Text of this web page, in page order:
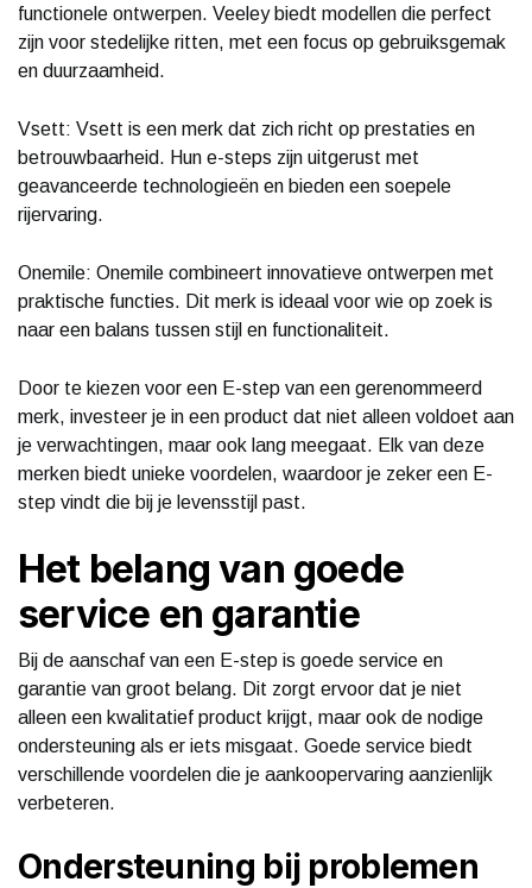
functionele ontwerpen. Veeley biedt modellen die perfect
zijn voor stedelijke ritten, met een focus op gebruiksgemak
en duurzaamheid.
Vsett: Vsett is een merk dat zich richt op prestaties en
betrouwbaarheid. Hun e-steps zijn uitgerust met
geavanceerde technologieën en bieden een soepele
rijervaring.
Onemile: Onemile combineert innovatieve ontwerpen met
praktische functies. Dit merk is ideaal voor wie op zoek is
naar een balans tussen stijl en functionaliteit.
Door te kiezen voor een E-step van een gerenommeerd
merk, investeer je in een product dat niet alleen voldoet aan
je verwachtingen, maar ook lang meegaat. Elk van deze
merken biedt unieke voordelen, waardoor je zeker een E-
step vindt die bij je levensstijl past.
Het belang van goede
service en garantie
Bij de aanschaf van een E-step is goede service en
garantie van groot belang. Dit zorgt ervoor dat je niet
alleen een kwalitatief product krijgt, maar ook de nodige
ondersteuning als er iets misgaat. Goede service biedt
verschillende voordelen die je aankoopervaring aanzienlijk
verbeteren.
Ondersteuning bij problemen